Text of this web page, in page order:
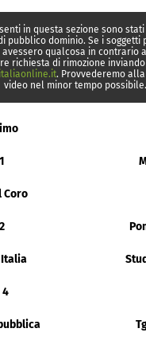
in questa sezione sono
pubblico dominio. Se i soggetti
qualcosa in contrario
richiesta di rimozione
. Provvederemo
video nel minor tempo possibile.
Coro
4